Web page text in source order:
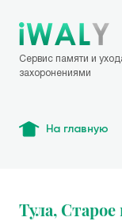
Сервис памяти и
захоронениями
На главную
Тула,